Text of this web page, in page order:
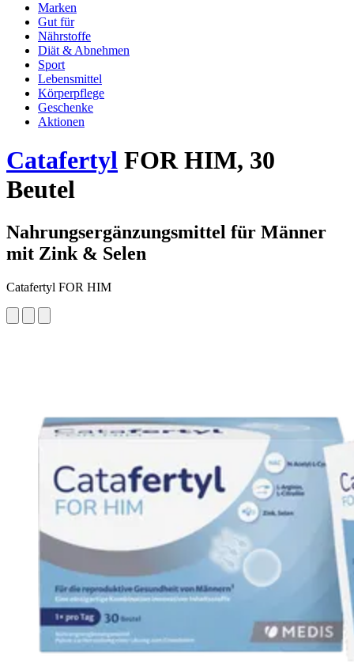
Marken
Gut für
Nährstoffe
Diät & Abnehmen
Sport
Lebensmittel
Körperpflege
Geschenke
Aktionen
Catafertyl FOR HIM, 30
Beutel
Nahrungsergänzungsmittel für Männer
mit Zink & Selen
Catafertyl FOR HIM